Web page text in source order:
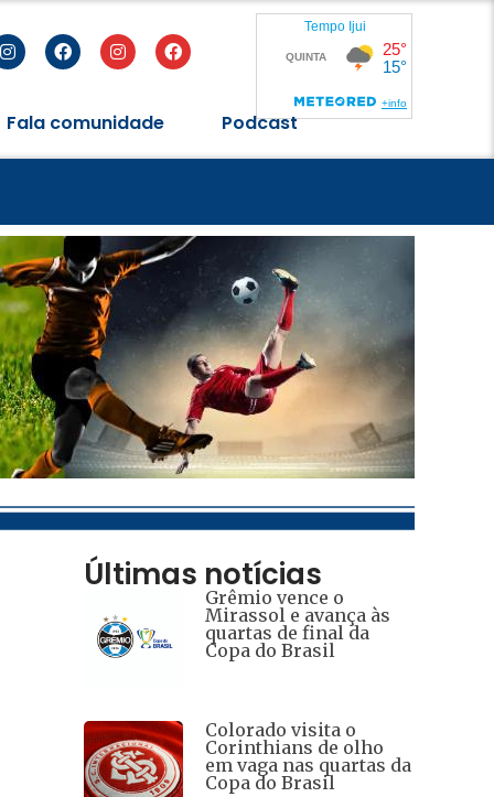
Fala comunidade Podcast
Últimas notícias
Grêmio vence o
Mirassol e avança às
quartas de final da
Copa do Brasil
Colorado visita o
Corinthians de olho
em vaga nas quartas da
Copa do Brasil